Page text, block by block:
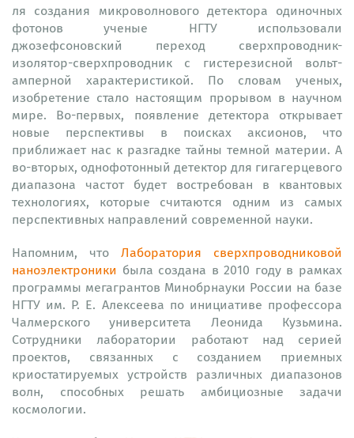
ля создания микроволнового детектора одиночных
фотонов ученые НГТУ использовали
джозефсоновский переход сверхпроводник-
изолятор-сверхпроводник с гистерезисной вольт-
амперной характеристикой. По словам ученых,
изобретение стало настоящим прорывом в научном
мире. Во-первых, появление детектора открывает
новые перспективы в поисках аксионов, что
приближает нас к разгадке тайны темной материи. А
во-вторых, однофотонный детектор для гигагерцевого
диапазона частот будет востребован в квантовых
технологиях, которые считаются одним из самых
перспективных направлений современной науки.
Напомним, что Лаборатория сверхпроводниковой
наноэлектроники была создана в 2010 году в рамках
программы мегагрантов Минобрнауки России на базе
НГТУ им. Р. Е. Алексеева по инициативе профессора
Чалмерского университета Леонида Кузьмина.
Сотрудники лаборатории работают над серией
проектов, связанных с созданием приемных
криостатируемых устройств различных диапазонов
волн, способных решать амбициозные задачи
космологии.